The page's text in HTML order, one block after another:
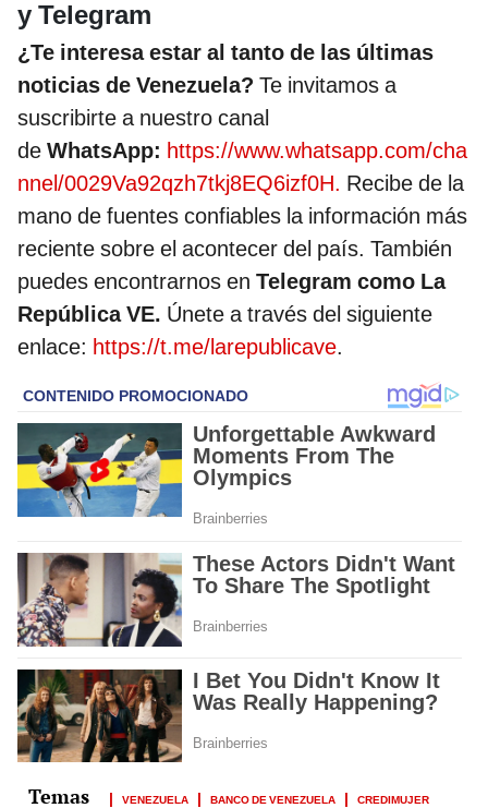
y Telegram
¿Te interesa estar al tanto de las últimas
noticias de Venezuela? Te invitamos a
suscribirte a nuestro canal
de WhatsApp: https://www.whatsapp.com/cha
nnel/0029Va92qzh7tkj8EQ6izf0H. Recibe de la
mano de fuentes confiables la información más
reciente sobre el acontecer del país. También
puedes encontrarnos en Telegram como La
República VE. Únete a través del siguiente
enlace: https://t.me/larepublicave.
VENEZUELA BANCO DE VENEZUELA
CREDIMUJER